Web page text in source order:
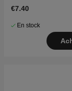
€7.40
En stock